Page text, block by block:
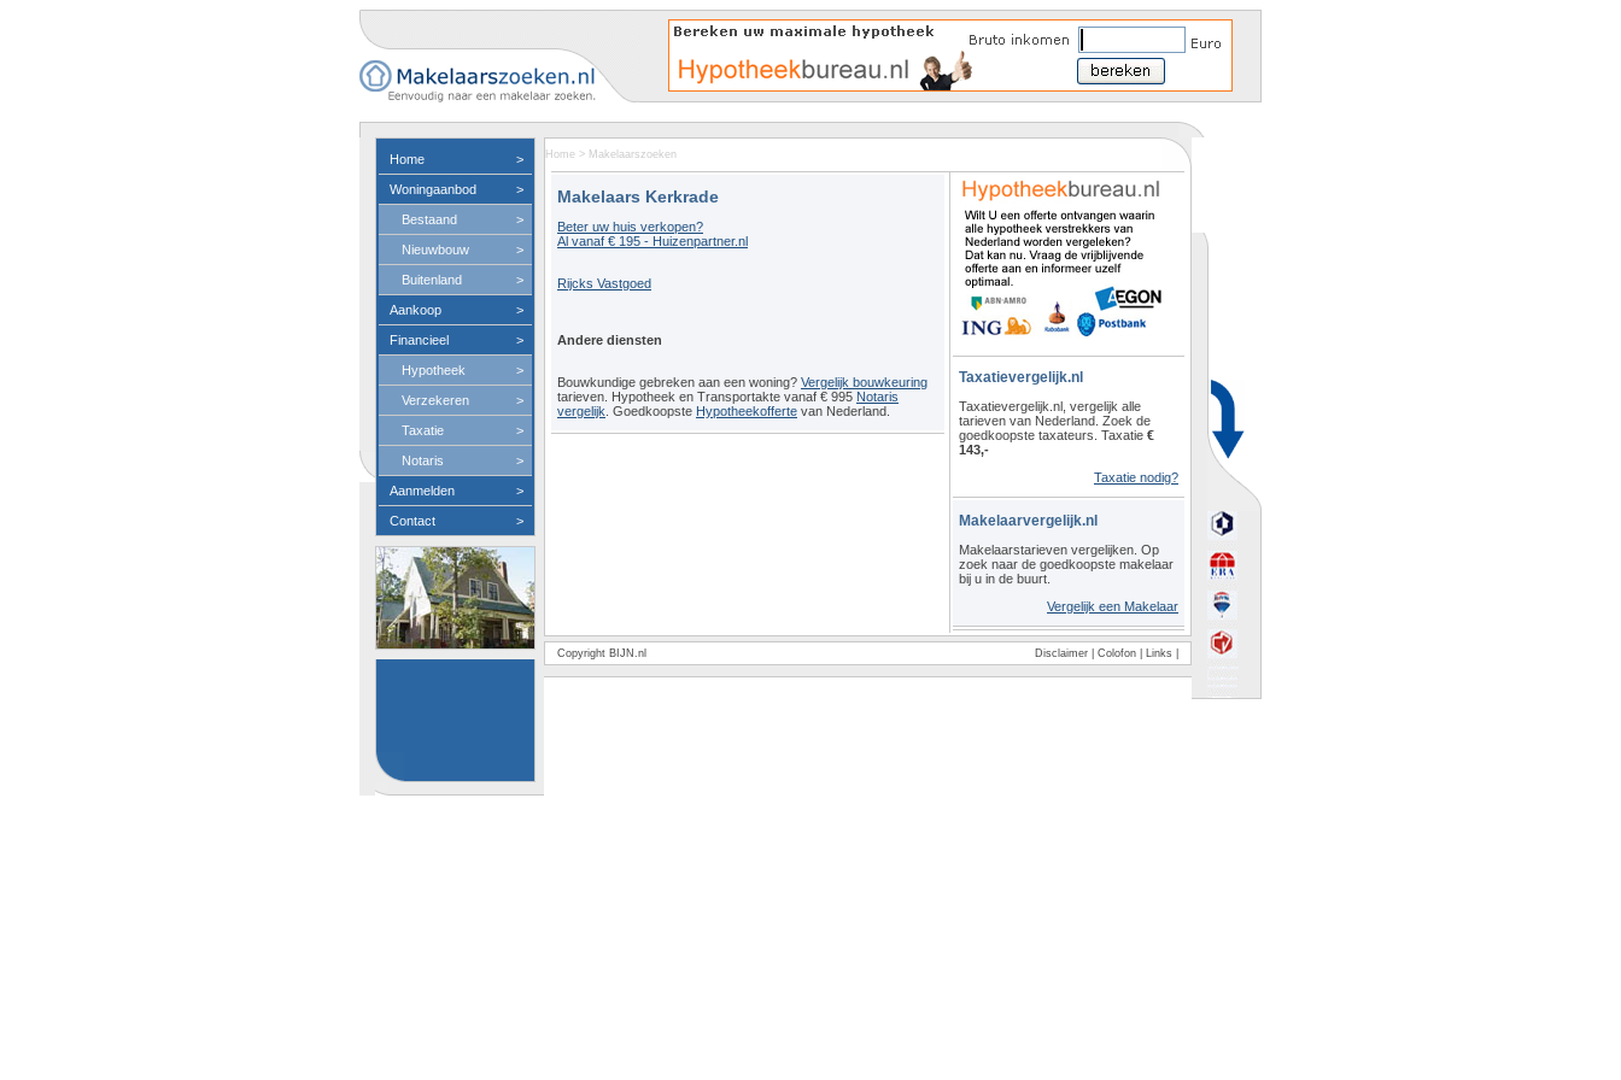
Home >
Woningaanbod >
Bestaand >
Nieuwbouw >
Buitenland >
Aankoop >
Financieel >
Hypotheek >
Verzekeren >
Taxatie >
Notaris >
Aanmelden >
Contact >
Home > Makelaarszoeken
Makelaars Kerkrade
Beter uw huis verkopen?
Al vanaf € 195 - Huizenpartner.nl
Rijcks Vastgoed
Andere diensten
Bouwkundige gebreken aan een woning? Vergelijk bouwkeuring
tarieven. Hypotheek en Transportakte vanaf € 995 Notaris
vergelijk . Goedkoopste Hypotheekofferte van Nederland.
Taxatievergelijk.nl
Taxatievergelijk.nl, vergelijk alle
tarieven van Nederland. Zoek de
goedkoopste taxateurs. Taxatie €
143,-
Taxatie nodig?
Makelaarvergelijk.nl
Makelaarstarieven vergelijken. Op
zoek naar de goedkoopste makelaar
bij u in de buurt.
Vergelijk een Makelaar
Copyright BIJN.nl Disclaimer Colofon Links